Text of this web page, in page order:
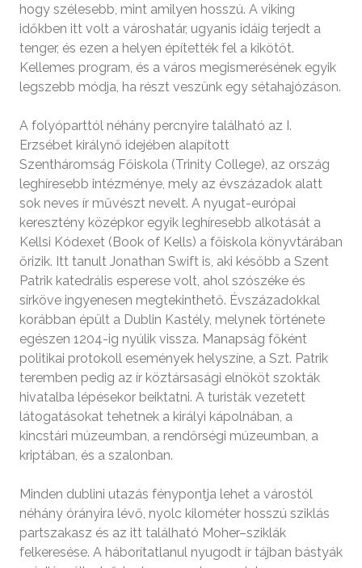
hogy szélesebb, mint amilyen hosszú. A viking
időkben itt volt a városhatár, ugyanis idáig terjedt a
tenger, és ezen a helyen építették fel a kikötőt.
Kellemes program, és a város megismerésének egyik
legszebb módja, ha részt veszünk egy sétahajózáson.
A folyóparttól néhány percnyire található az I.
Erzsébet királynő idejében alapított
Szentháromság Főiskola (Trinity College), az ország
leghíresebb intézménye, mely az évszázadok alatt
sok neves ír művészt nevelt. A nyugat-európai
keresztény középkor egyik leghíresebb alkotását a
Kellsi Kódexet (Book of Kells) a főiskola könyvtárában
őrizik. Itt tanult Jonathan Swift is, aki később a Szent
Patrik katedrális esperese volt, ahol szószéke és
sírköve ingyenesen megtekinthető. Évszázadokkal
korábban épült a Dublin Kastély, melynek története
egészen 1204-ig nyúlik vissza. Manapság főként
politikai protokoll események helyszíne, a Szt. Patrik
teremben pedig az ír köztársasági elnököt szokták
hivatalba lépésekor beiktatni. A turisták vezetett
látogatásokat tehetnek a királyi kápolnában, a
kincstári múzeumban, a rendőrségi múzeumban, a
kriptában, és a szalonban.
Minden dublini utazás fénypontja lehet a várostól
néhány órányira lévő, nyolc kilométer hosszú sziklás
partszakasz és az itt található Moher–sziklák
felkeresése. A háborítatlanul nyugodt ír tájban bástyák